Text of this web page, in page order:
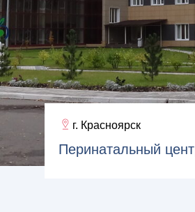
г. Красноярск
Перинатальный